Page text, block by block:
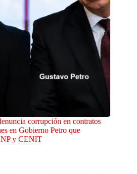
corrupción en contratos
en Gobierno Petro que
y CENIT